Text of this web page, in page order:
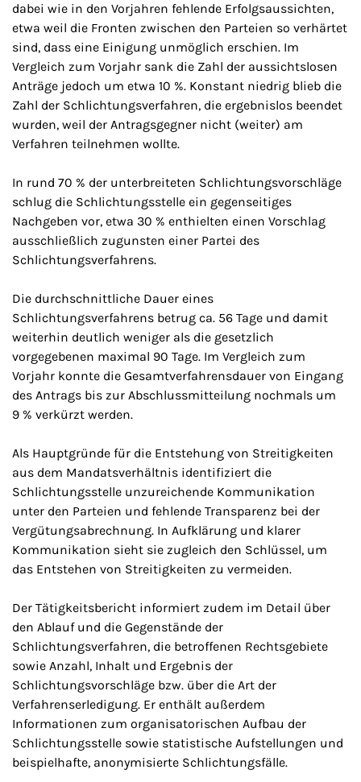
dabei wie in den Vorjahren fehlende Erfolgsaussichten,
etwa weil die Fronten zwischen den Parteien so verhärtet
sind, dass eine Einigung unmöglich erschien. Im
Vergleich zum Vorjahr sank die Zahl der aussichtslosen
Anträge jedoch um etwa 10 %. Konstant niedrig blieb die
Zahl der Schlichtungsverfahren, die ergebnislos beendet
wurden, weil der Antragsgegner nicht (weiter) am
Verfahren teilnehmen wollte.
In rund 70 % der unterbreiteten Schlichtungsvorschläge
schlug die Schlichtungsstelle ein gegenseitiges
Nachgeben vor, etwa 30 % enthielten einen Vorschlag
ausschließlich zugunsten einer Partei des
Schlichtungsverfahrens.
Die durchschnittliche Dauer eines
Schlichtungsverfahrens betrug ca. 56 Tage und damit
weiterhin deutlich weniger als die gesetzlich
vorgegebenen maximal 90 Tage. Im Vergleich zum
Vorjahr konnte die Gesamtverfahrensdauer von Eingang
des Antrags bis zur Abschlussmitteilung nochmals um
9 % verkürzt werden.
Als Hauptgründe für die Entstehung von Streitigkeiten
aus dem Mandatsverhältnis identifiziert die
Schlichtungsstelle unzureichende Kommunikation
unter den Parteien und fehlende Transparenz bei der
Vergütungsabrechnung. In Aufklärung und klarer
Kommunikation sieht sie zugleich den Schlüssel, um
das Entstehen von Streitigkeiten zu vermeiden.
Der Tätigkeitsbericht informiert zudem im Detail über
den Ablauf und die Gegenstände der
Schlichtungsverfahren, die betroffenen Rechtsgebiete
sowie Anzahl, Inhalt und Ergebnis der
Schlichtungsvorschläge bzw. über die Art der
Verfahrenserledigung. Er enthält außerdem
Informationen zum organisatorischen Aufbau der
Schlichtungsstelle sowie statistische Aufstellungen und
beispielhafte, anonymisierte Schlichtungsfälle.